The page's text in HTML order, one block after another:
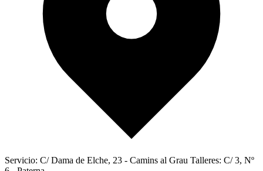
Servicio: C/ Dama de Elche, 23 - Camins al Grau Talleres: C/ 3, Nº